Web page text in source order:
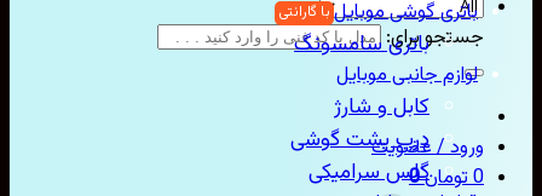
جستجو برای:
ورود / عضویت
0تومان0
باتری گوشی موبایل
باتری سامسونگ
لوازم جانبی موبایل
کابل و شارژ
درب پشت گوشی
گلس سرامیکی